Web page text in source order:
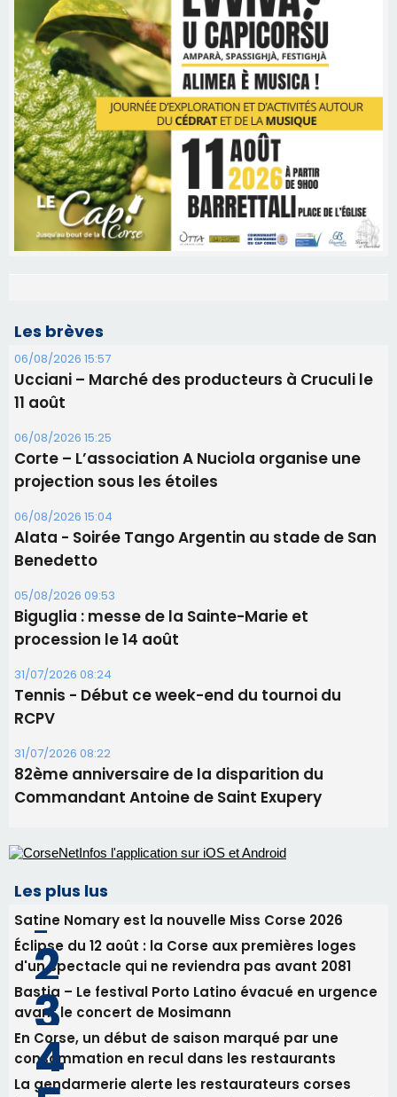
Les brèves
06/08/2026 15:57
Ucciani – Marché des producteurs à Cruculi le
11 août
06/08/2026 15:25
Corte – L’association A Nuciola organise une
projection sous les étoiles
06/08/2026 15:04
Alata - Soirée Tango Argentin au stade de San
Benedetto
05/08/2026 09:53
procession le 14 août
31/07/2026 08:24
Tennis - Début ce week-end du tournoi du
RCPV
31/07/2026 08:22
82ème anniversaire de la disparition du
Commandant Antoine de Saint Exupery